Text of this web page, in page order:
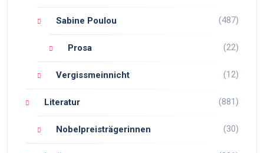
Sabine Poulou (487)
Prosa (22)
Vergissmeinnicht (12)
Literatur (881)
Nobelpreisträgerinnen (30)